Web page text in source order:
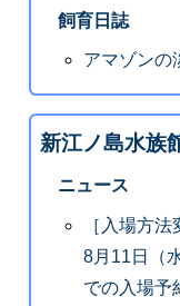
飼育日誌
アマゾンの
新江ノ島水族
ニュース
［入場方法
8月11日（
での入場予